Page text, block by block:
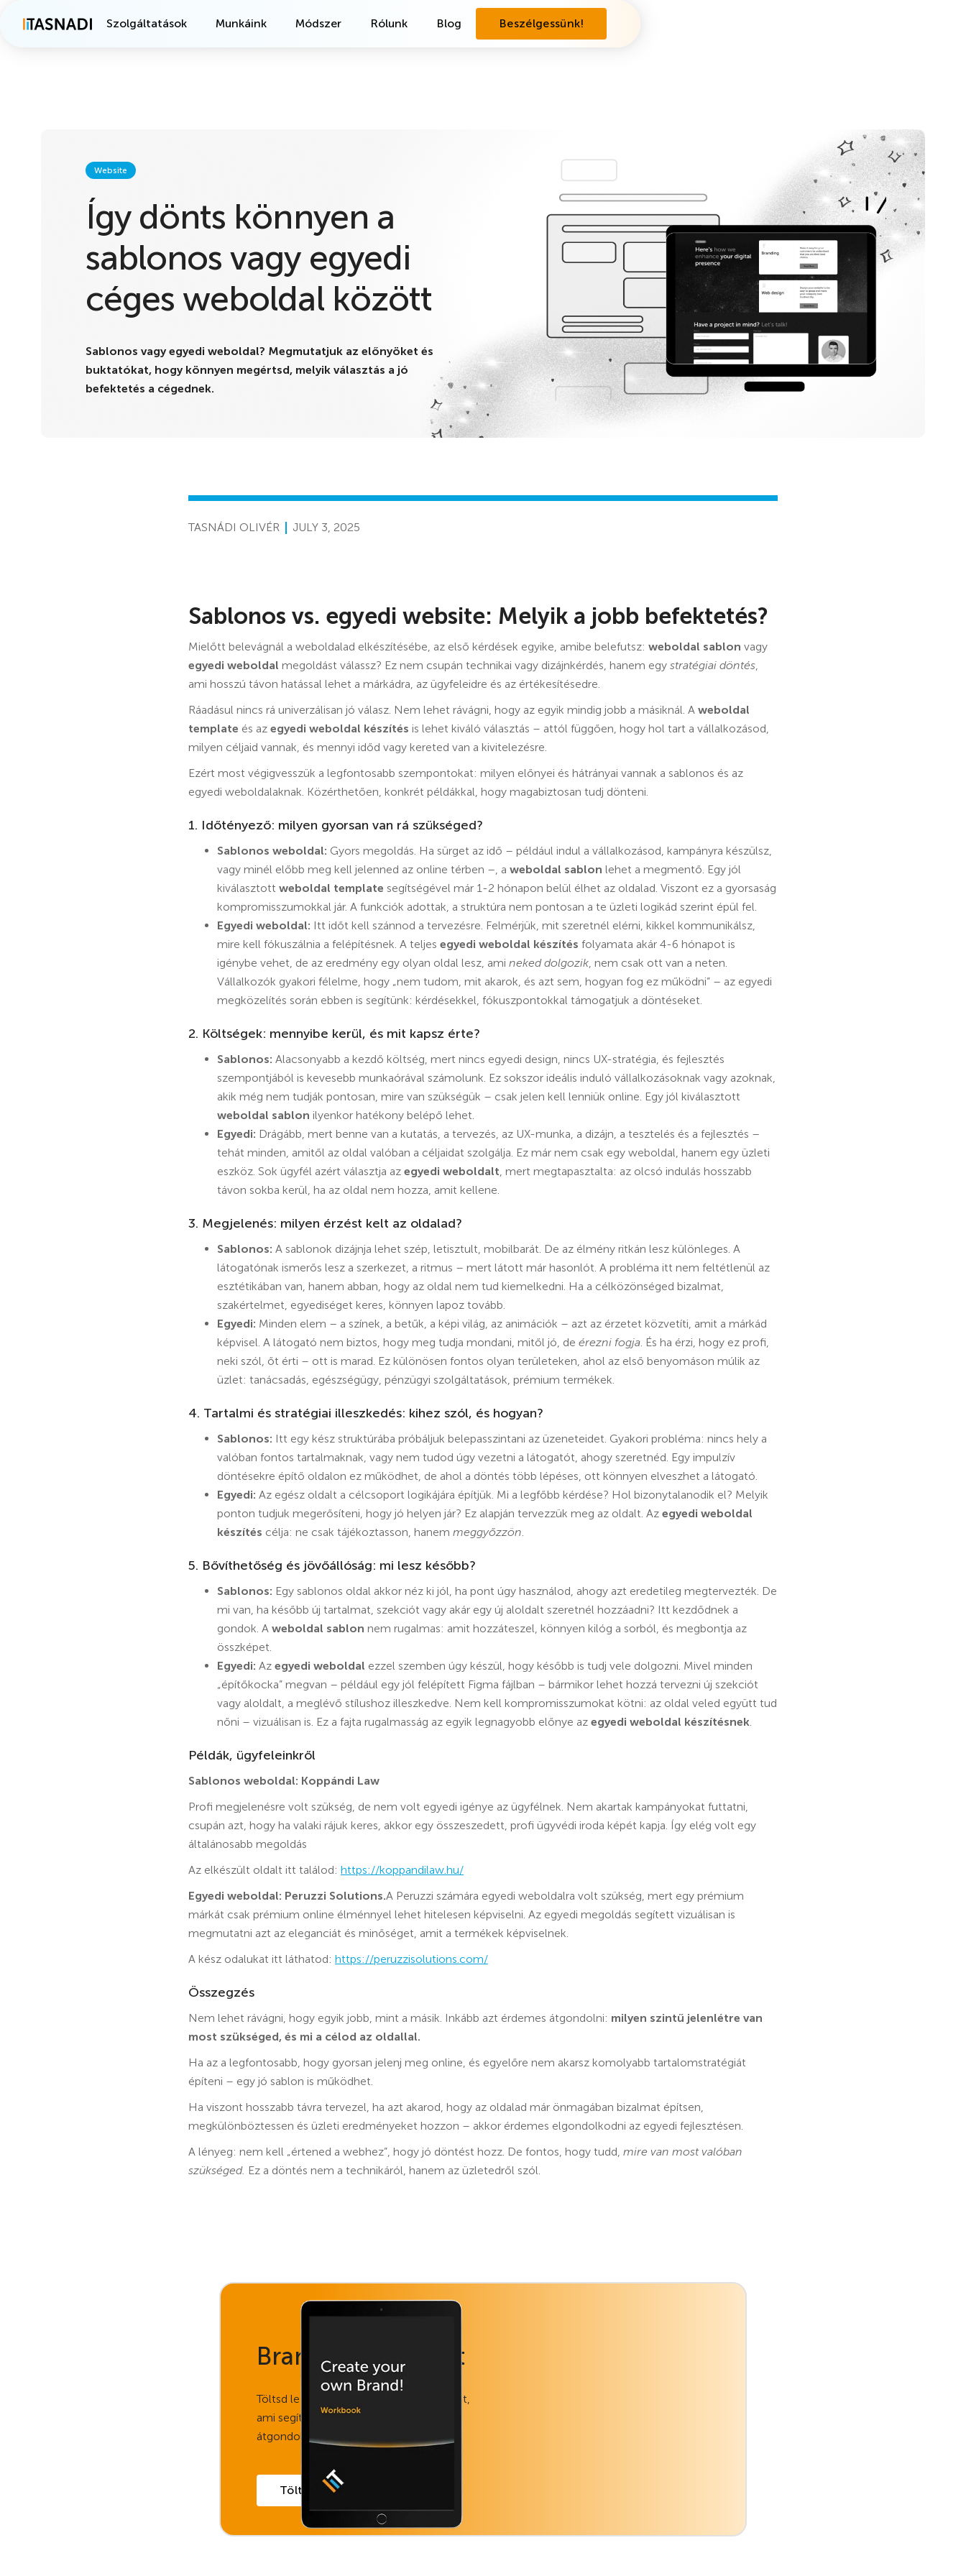
Szolgáltatások Munkáink Módszer Rólunk Blog Beszélgessünk!
Website
Így dönts könnyen a
sablonos vagy egyedi
céges weboldal között
Sablonos vagy egyedi weboldal? Megmutatjuk az előnyöket és
buktatókat, hogy könnyen megértsd, melyik választás a jó
befektetés a cégednek.
TASNÁDI OLIVÉR JULY 3, 2025
Sablonos vs. egyedi website: Melyik a jobb befektetés?
Mielőtt belevágnál a weboldalad elkészítésébe, az első kérdések egyike, amibe belefutsz: weboldal sablon vagy
egyedi weboldal megoldást válassz? Ez nem csupán technikai vagy dizájnkérdés, hanem egy stratégiai döntés,
ami hosszú távon hatással lehet a márkádra, az ügyfeleidre és az értékesítésedre.
Ráadásul nincs rá univerzálisan jó válasz. Nem lehet rávágni, hogy az egyik mindig jobb a másiknál. A weboldal
template és az egyedi weboldal készítés is lehet kiváló választás – attól függően, hogy hol tart a vállalkozásod,
milyen céljaid vannak, és mennyi időd vagy kereted van a kivitelezésre.
Ezért most végigvesszük a legfontosabb szempontokat: milyen előnyei és hátrányai vannak a sablonos és az
egyedi weboldalaknak. Közérthetően, konkrét példákkal, hogy magabiztosan tudj dönteni.
1. Időtényező: milyen gyorsan van rá szükséged?
Sablonos weboldal: Gyors megoldás. Ha sürget az idő – például indul a vállalkozásod, kampányra készülsz,
vagy minél előbb meg kell jelenned az online térben –, a weboldal sablon lehet a megmentő. Egy jól
kiválasztott weboldal template segítségével már 1-2 hónapon belül élhet az oldalad. Viszont ez a gyorsaság
kompromisszumokkal jár. A funkciók adottak, a struktúra nem pontosan a te üzleti logikád szerint épül fel.
Egyedi weboldal: Itt időt kell szánnod a tervezésre. Felmérjük, mit szeretnél elérni, kikkel kommunikálsz,
mire kell fókuszálnia a felépítésnek. A teljes egyedi weboldal készítés folyamata akár 4-6 hónapot is
igénybe vehet, de az eredmény egy olyan oldal lesz, ami neked dolgozik, nem csak ott van a neten.
Vállalkozók gyakori félelme, hogy „nem tudom, mit akarok, és azt sem, hogyan fog ez működni” – az egyedi
megközelítés során ebben is segítünk: kérdésekkel, fókuszpontokkal támogatjuk a döntéseket.
2. Költségek: mennyibe kerül, és mit kapsz érte?
Sablonos: Alacsonyabb a kezdő költség, mert nincs egyedi design, nincs UX-stratégia, és fejlesztés
szempontjából is kevesebb munkaórával számolunk. Ez sokszor ideális induló vállalkozásoknak vagy azoknak,
akik még nem tudják pontosan, mire van szükségük – csak jelen kell lenniük online. Egy jól kiválasztott
weboldal sablon ilyenkor hatékony belépő lehet.
Egyedi: Drágább, mert benne van a kutatás, a tervezés, az UX-munka, a dizájn, a tesztelés és a fejlesztés –
tehát minden, amitől az oldal valóban a céljaidat szolgálja. Ez már nem csak egy weboldal, hanem egy üzleti
eszköz. Sok ügyfél azért választja az egyedi weboldalt, mert megtapasztalta: az olcsó indulás hosszabb
távon sokba kerül, ha az oldal nem hozza, amit kellene.
3. Megjelenés: milyen érzést kelt az oldalad?
Sablonos: A sablonok dizájnja lehet szép, letisztult, mobilbarát. De az élmény ritkán lesz különleges. A
látogatónak ismerős lesz a szerkezet, a ritmus – mert látott már hasonlót. A probléma itt nem feltétlenül az
esztétikában van, hanem abban, hogy az oldal nem tud kiemelkedni. Ha a célközönséged bizalmat,
szakértelmet, egyediséget keres, könnyen lapoz tovább.
Egyedi: Minden elem – a színek, a betűk, a képi világ, az animációk – azt az érzetet közvetíti, amit a márkád
képvisel. A látogató nem biztos, hogy meg tudja mondani, mitől jó, de érezni fogja. És ha érzi, hogy ez profi,
neki szól, őt érti – ott is marad. Ez különösen fontos olyan területeken, ahol az első benyomáson múlik az
üzlet: tanácsadás, egészségügy, pénzügyi szolgáltatások, prémium termékek.
4. Tartalmi és stratégiai illeszkedés: kihez szól, és hogyan?
Sablonos: Itt egy kész struktúrába próbáljuk belepasszintani az üzeneteidet. Gyakori probléma: nincs hely a
valóban fontos tartalmaknak, vagy nem tudod úgy vezetni a látogatót, ahogy szeretnéd. Egy impulzív
döntésekre építő oldalon ez működhet, de ahol a döntés több lépéses, ott könnyen elveszhet a látogató.
Egyedi: Az egész oldalt a célcsoport logikájára építjük. Mi a legfőbb kérdése? Hol bizonytalanodik el? Melyik
ponton tudjuk megerősíteni, hogy jó helyen jár? Ez alapján tervezzük meg az oldalt. Az egyedi weboldal
készítés célja: ne csak tájékoztasson, hanem meggyőzzön.
5. Bővíthetőség és jövőállóság: mi lesz később?
Sablonos: Egy sablonos oldal akkor néz ki jól, ha pont úgy használod, ahogy azt eredetileg megtervezték. De
mi van, ha később új tartalmat, szekciót vagy akár egy új aloldalt szeretnél hozzáadni? Itt kezdődnek a
gondok. A weboldal sablon nem rugalmas: amit hozzáteszel, könnyen kilóg a sorból, és megbontja az
összképet.
Egyedi: Az egyedi weboldal ezzel szemben úgy készül, hogy később is tudj vele dolgozni. Mivel minden
„építőkocka” megvan – például egy jól felépített Figma fájlban – bármikor lehet hozzá tervezni új szekciót
vagy aloldalt, a meglévő stílushoz illeszkedve. Nem kell kompromisszumokat kötni: az oldal veled együtt tud
nőni – vizuálisan is. Ez a fajta rugalmasság az egyik legnagyobb előnye az egyedi weboldal készítésnek.
Példák, ügyfeleinkről
Sablonos weboldal: Koppándi Law
Profi megjelenésre volt szükség, de nem volt egyedi igénye az ügyfélnek. Nem akartak kampányokat futtatni,
csupán azt, hogy ha valaki rájuk keres, akkor egy összeszedett, profi ügyvédi iroda képét kapja. Így elég volt egy
általánosabb megoldás
Az elkészült oldalt itt találod: https://koppandilaw.hu/
Egyedi weboldal: Peruzzi Solutions.A Peruzzi számára egyedi weboldalra volt szükség, mert egy prémium
márkát csak prémium online élménnyel lehet hitelesen képviselni. Az egyedi megoldás segített vizuálisan is
megmutatni azt az eleganciát és minőséget, amit a termékek képviselnek.
A kész odalukat itt láthatod: https://peruzzisolutions.com/
Összegzés
Nem lehet rávágni, hogy egyik jobb, mint a másik. Inkább azt érdemes átgondolni: milyen szintű jelenlétre van
most szükséged, és mi a célod az oldallal.
Ha az a legfontosabb, hogy gyorsan jelenj meg online, és egyelőre nem akarsz komolyabb tartalomstratégiát
építeni – egy jó sablon is működhet.
Ha viszont hosszabb távra tervezel, ha azt akarod, hogy az oldalad már önmagában bizalmat építsen,
megkülönböztessen és üzleti eredményeket hozzon – akkor érdemes elgondolkodni az egyedi fejlesztésen.
A lényeg: nem kell „értened a webhez”, hogy jó döntést hozz. De fontos, hogy tudd, mire van most valóban
szükséged. Ez a döntés nem a technikáról, hanem az üzletedről szól.
Brand munkafüzet
Töltsd le ezt az ingyenes dokumentumot,
ami segít stratégiai szemlélettel
átgondolni új vagy meglévő márkádat.
Töltsd le!